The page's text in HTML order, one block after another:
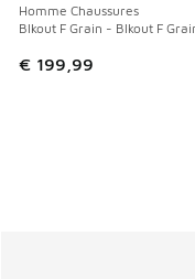
Homme Chaussures
Blkout F Grain - Blkout F
€ 199,99